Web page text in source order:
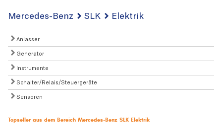
Mercedes-Benz SLK Elektrik
Anlasser
Generator
Instrumente
Schalter/Relais/Steuergeräte
Sensoren
Topseller aus dem Bereich Mercedes-Benz SLK Elektrik